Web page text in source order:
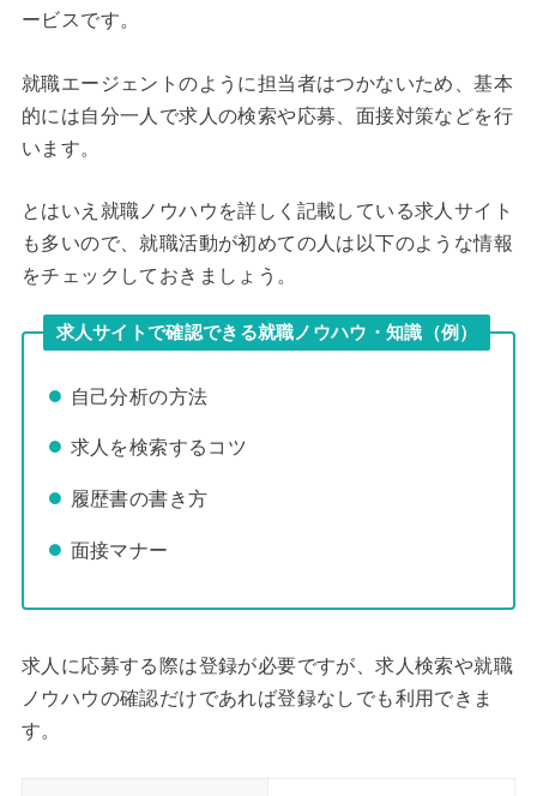
ービスです。
就職エージェントのように担当者はつかないため、基本
的には自分一人で求人の検索や応募、面接対策などを行
います。
とはいえ就職ノウハウを詳しく記載している求人サイト
も多いので、就職活動が初めての人は以下のような情報
をチェックしておきましょう。
求人サイトで確認できる就職ノウハウ・知識（例）
自己分析の方法
求人を検索するコツ
履歴書の書き方
面接マナー
求人に応募する際は登録が必要ですが、求人検索や就職
ノウハウの確認だけであれば登録なしでも利用できま
す。